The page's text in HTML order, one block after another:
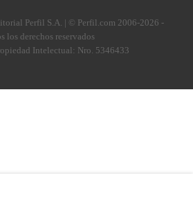
Perfil S.A. | © Perfil.com 2006-2026 -
los derechos reservados
Intelectual: Nro. 5346433